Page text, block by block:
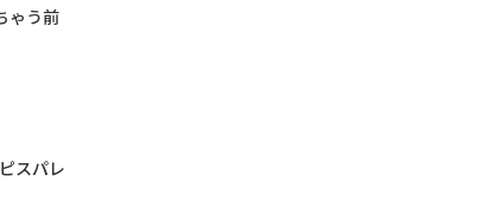
ゃう前
スパレ